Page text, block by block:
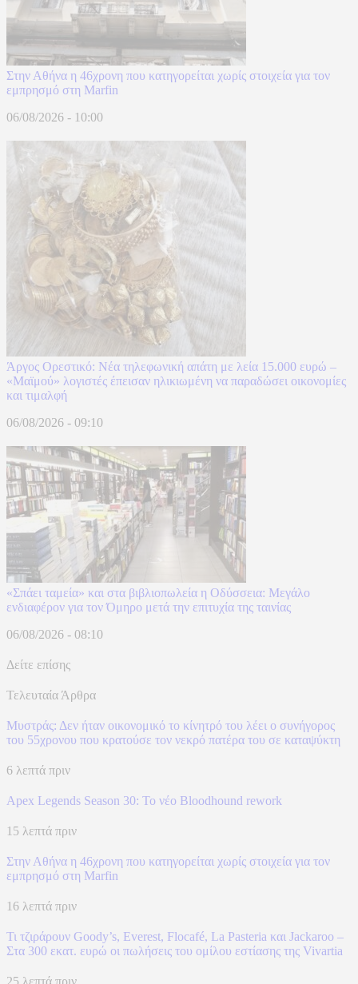
Στην Αθήνα η 46χρονη που κατηγορείται χωρίς στοιχεία για τον
εμπρησμό στη Marfin
06/08/2026 - 10:00
Άργος Ορεστικό: Νέα τηλεφωνική απάτη με λεία 15.000 ευρώ –
«Μαϊμού» λογιστές έπεισαν ηλικιωμένη να παραδώσει οικονομίες
και τιμαλφή
06/08/2026 - 09:10
«Σπάει ταμεία» και στα βιβλιοπωλεία η Οδύσσεια: Μεγάλο
ενδιαφέρον για τον Όμηρο μετά την επιτυχία της ταινίας
06/08/2026 - 08:10
Δείτε επίσης
Τελευταία Άρθρα
Μυστράς: Δεν ήταν οικονομικό το κίνητρό του λέει ο συνήγορος
του 55χρονου που κρατούσε τον νεκρό πατέρα του σε καταψύκτη
6 λεπτά πριν
Apex Legends Season 30: Το νέο Bloodhound rework
15 λεπτά πριν
Στην Αθήνα η 46χρονη που κατηγορείται χωρίς στοιχεία για τον
εμπρησμό στη Marfin
16 λεπτά πριν
Τι τζιράρουν Goody’s, Everest, Flocafé, La Pasteria και Jackaroo –
Στα 300 εκατ. ευρώ οι πωλήσεις του ομίλου εστίασης της Vivartia
25 λεπτά πριν